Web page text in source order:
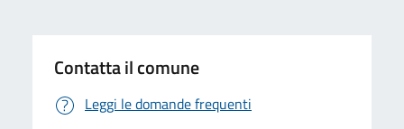
Contatta il comune
Leggi le domande frequenti